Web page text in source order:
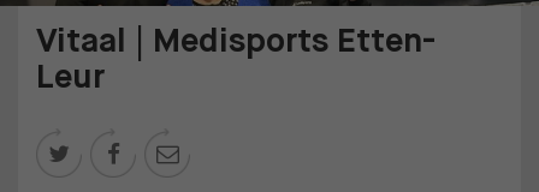
Vitaal | Medisports Etten-
Leur
  